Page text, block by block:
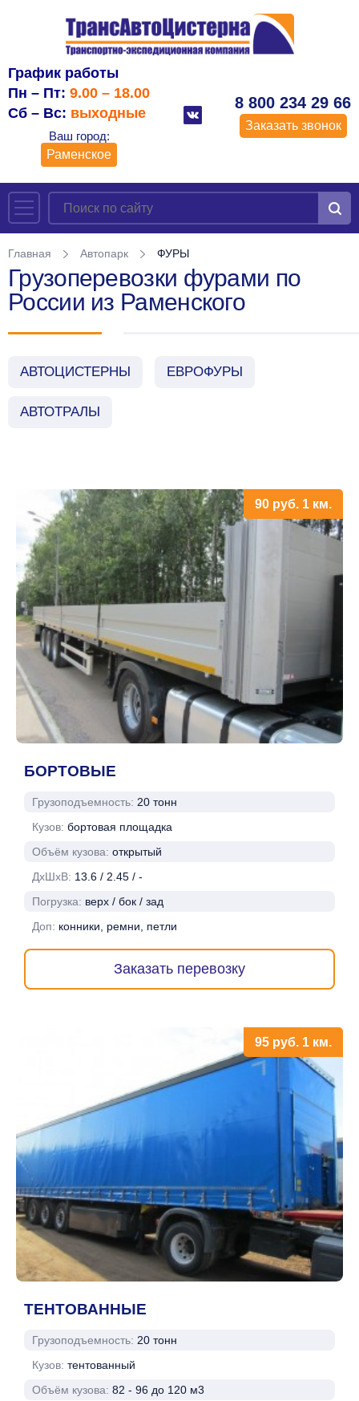
График работы
Пн – Пт: 9.00 – 18.00
Сб – Вс: выходные
Ваш город:
Раменское
8 800 234 29 66
Заказать звонок
Главная Автопарк ФУРЫ
Грузоперевозки фурами по
России из Раменского
АВТОЦИСТЕРНЫ ЕВРОФУРЫ
АВТОТРАЛЫ
БОРТОВЫЕ
Грузоподъемность: 20 тонн
Кузов: бортовая площадка
Объём кузова: открытый
ДхШхВ: 13.6 / 2.45 / -
Погрузка: верх / бок / зад
Доп: конники, ремни, петли
90 руб. 1 км.
Заказать перевозку
ТЕНТОВАННЫЕ
Грузоподъемность: 20 тонн
Кузов: тентованный
Объём кузова: 82 - 96 до 120 м3
95 руб. 1 км.